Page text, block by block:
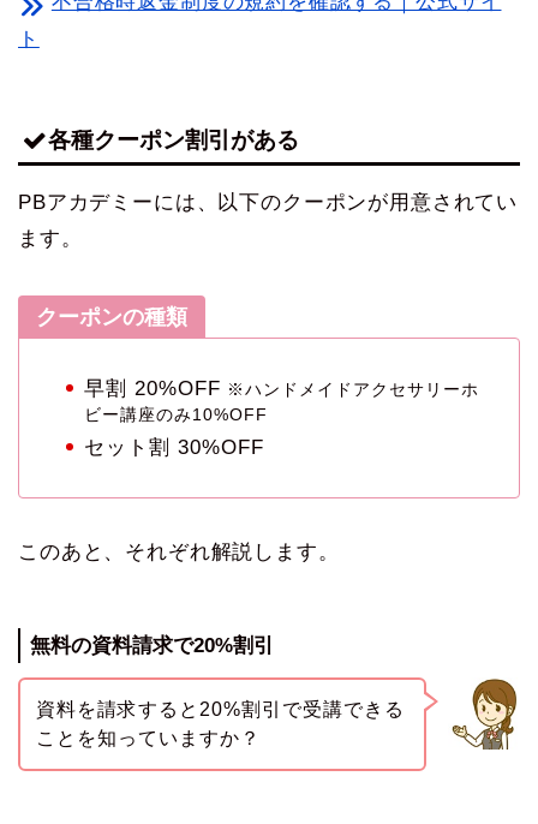
ト
各種クーポン割引がある
PBアカデミーには、以下のクーポンが用意されてい
ます。
クーポンの種類
早割 20%OFF ※ハンドメイドアクセサリーホ
ビー講座のみ10%OFF
セット割 30%OFF
このあと、それぞれ解説します。
無料の資料請求で20%割引
資料を請求すると20%割引で受講できる
ことを知っていますか？